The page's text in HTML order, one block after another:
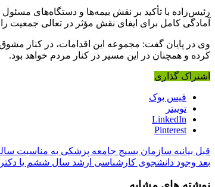
رئیس‌زاده با تأکید بر نقش بیمه‌ها و دستگاه‌های
آمادگی کامل برای ایفای نقش مؤثر در تعالی جمعیت را
وی در پایان گفت: مجموعه این اقدامات، در کنار
کرده و همچنان در این مسیر در کنار مردم خواهد بود.
اشتراک گذاری
فیس بوک
توییتر
LinkedIn
Pinterest
قبل بیانیه سازمان بسیج جامعه پزشکی به مناسبت
بعد وجود دانشجوی کارشناسی ارشد سال ششم یا